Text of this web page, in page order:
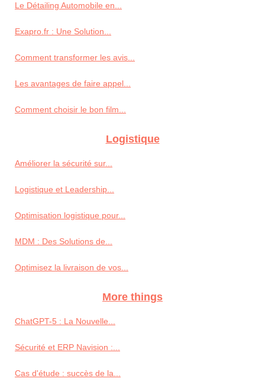
Le Détailing Automobile en...
Exapro.fr : Une Solution...
Comment transformer les avis...
Les avantages de faire appel...
Comment choisir le bon film...
Logistique
Améliorer la sécurité sur...
Logistique et Leadership...
Optimisation logistique pour...
MDM : Des Solutions de...
Optimisez la livraison de vos...
More things
ChatGPT-5 : La Nouvelle...
Sécurité et ERP Navision :...
Cas d'étude : succès de la...